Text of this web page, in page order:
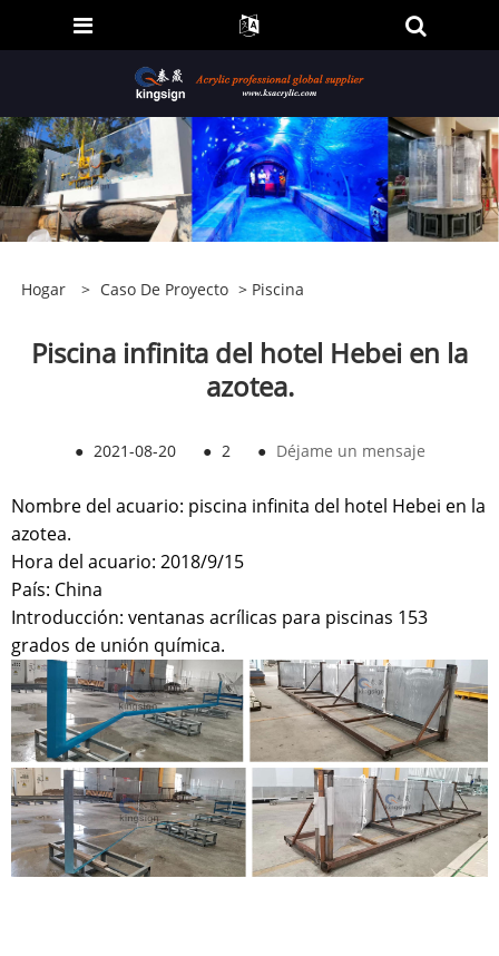
Hogar > Caso De Proyecto > Piscina
Piscina infinita del hotel Hebei en la
azotea.
● 2021-08-20 ● 2 ● Déjame un mensaje
Nombre del acuario: piscina infinita del hotel Hebei en la
azotea.
Hora del acuario: 2018/9/15
País: China
Introducción: ventanas acrílicas para piscinas 153
grados de unión química.